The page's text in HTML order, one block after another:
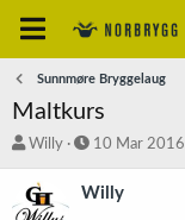
Sunnmøre Bryggelaug
Maltkurs
T
å
d
Willy
S
a
10 Mar 2016
Willy